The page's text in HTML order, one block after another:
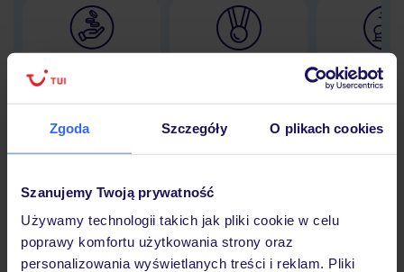
Zgoda Szczegóły O plikach cookies
Szanujemy Twoją prywatność
Używamy technologii takich jak pliki cookie w celu
poprawy komfortu użytkowania strony oraz
personalizowania wyświetlanych treści i reklam. Pliki
Lider niskich cen
Największe biuro
30 lat w
Hotel
Opinie